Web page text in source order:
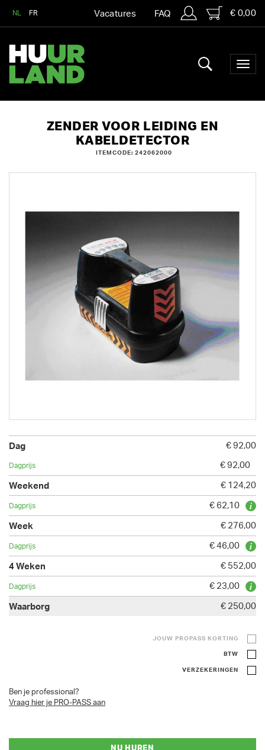
NL FR Vacatures FAQ € 0,00
ZENDER VOOR LEIDING EN
KABELDETECTOR
ITEMCODE: 242062000
€ 92,00
€ 92,00
€ 124,20
€ 62,10
€ 276,00
€ 46,00
€ 552,00
€ 23,00
€ 250,00
JOUW PROPASS KORTING
BTW
VERZEKERINGEN
Ben je professional?
Vraag hier je PRO-PASS aan
NU HUREN